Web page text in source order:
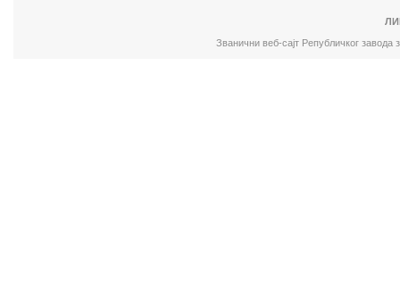
Званични веб-сајт Републичког